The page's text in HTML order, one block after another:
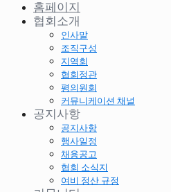
홈페이지
협회소개
인사말
조직구성
지역회
협회정관
평의원회
커뮤니케이션 채널
공지사항
공지사항
행사일정
채용공고
협회 소식지
여비 정산 규정